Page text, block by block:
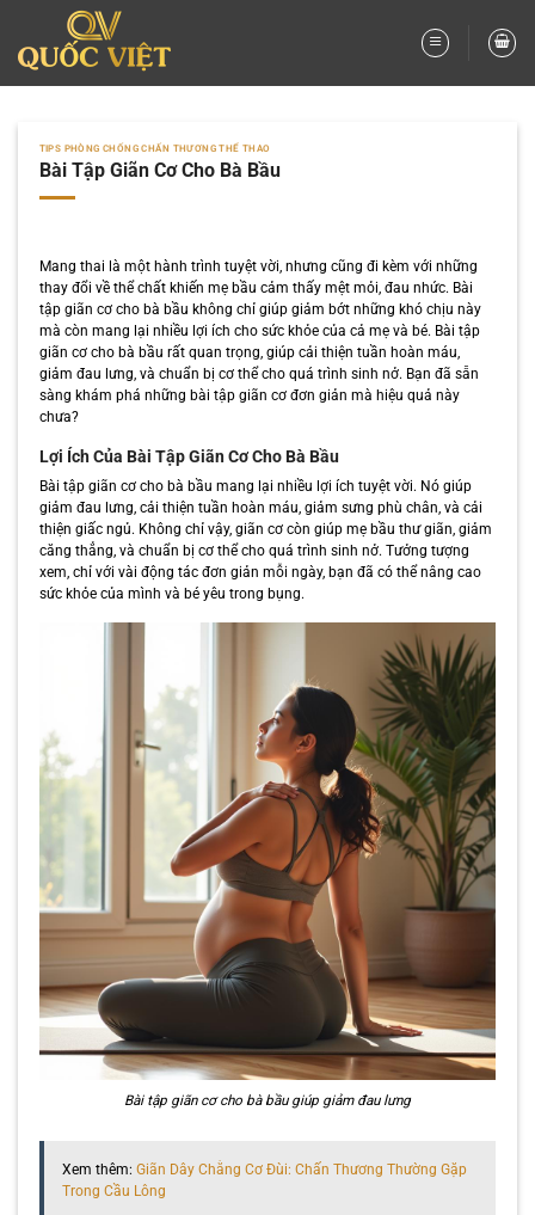
nội
dung
TIPS PHÒNG CHỐNG CHẤN THƯƠNG THỂ THAO
Bài Tập Giãn Cơ Cho Bà Bầu
Mang thai là một hành trình tuyệt vời, nhưng cũng đi kèm với những
thay đổi về thể chất khiến mẹ bầu cảm thấy mệt mỏi, đau nhức. Bài
tập giãn cơ cho bà bầu không chỉ giúp giảm bớt những khó chịu này
mà còn mang lại nhiều lợi ích cho sức khỏe của cả mẹ và bé. Bài tập
giãn cơ cho bà bầu rất quan trọng, giúp cải thiện tuần hoàn máu,
giảm đau lưng, và chuẩn bị cơ thể cho quá trình sinh nở. Bạn đã sẵn
sàng khám phá những bài tập giãn cơ đơn giản mà hiệu quả này
chưa?
Lợi Ích Của Bài Tập Giãn Cơ Cho Bà Bầu
Bài tập giãn cơ cho bà bầu mang lại nhiều lợi ích tuyệt vời. Nó giúp
giảm đau lưng, cải thiện tuần hoàn máu, giảm sưng phù chân, và cải
thiện giấc ngủ. Không chỉ vậy, giãn cơ còn giúp mẹ bầu thư giãn, giảm
căng thẳng, và chuẩn bị cơ thể cho quá trình sinh nở. Tưởng tượng
xem, chỉ với vài động tác đơn giản mỗi ngày, bạn đã có thể nâng cao
sức khỏe của mình và bé yêu trong bụng.
Bài tập giãn cơ cho bà bầu giúp giảm đau lưng
Xem thêm: Giãn Dây Chằng Cơ Đùi: Chấn Thương Thường Gặp
Trong Cầu Lông